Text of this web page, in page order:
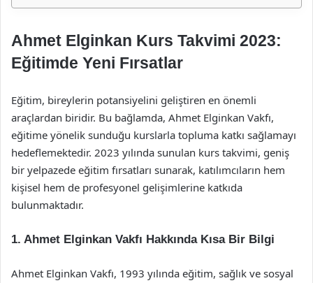
Ahmet Elginkan Kurs Takvimi 2023:
Eğitimde Yeni Fırsatlar
Eğitim, bireylerin potansiyelini geliştiren en önemli
araçlardan biridir. Bu bağlamda, Ahmet Elginkan Vakfı,
eğitime yönelik sunduğu kurslarla topluma katkı sağlamayı
hedeflemektedir. 2023 yılında sunulan kurs takvimi, geniş
bir yelpazede eğitim fırsatları sunarak, katılımcıların hem
kişisel hem de profesyonel gelişimlerine katkıda
bulunmaktadır.
1. Ahmet Elginkan Vakfı Hakkında Kısa Bir Bilgi
Ahmet Elginkan Vakfı, 1993 yılında eğitim, sağlık ve sosyal